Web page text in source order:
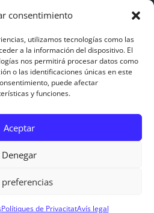
consentimiento
utilizamos tecnologías como las
a la información del dispositivo. El
nos permitirá procesar datos como
o las identificaciones únicas en este
puede afectar
y funciones.
Aceptar
Denegar
preferencias
Polítiques de PrivacitatAvís legal
LEGAL
Legal
de Cookies
Web dissenyada per